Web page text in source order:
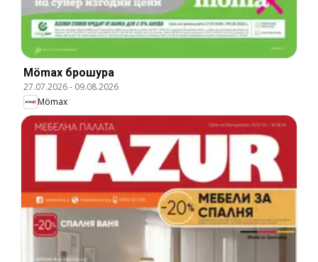
Mömax брошура
27.07.2026- 09.08.2026
Mömax